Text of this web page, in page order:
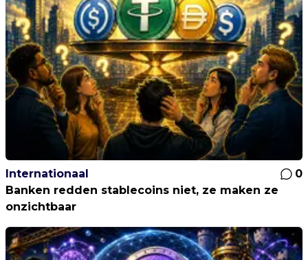
Internationaal
0
Banken redden stablecoins niet, ze maken ze
onzichtbaar